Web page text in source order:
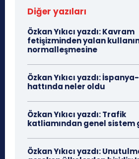
Diğer yazıları
Özkan Yıkıcı yazdı: Kavram
fetişizminden yalan
normalleşmesine
Özkan Yıkıcı yazdı:
hattında neler oldu
Özkan Yıkıcı yazdı: Trafik
katliamından genel sistem
Özkan Yıkıcı yazdı: